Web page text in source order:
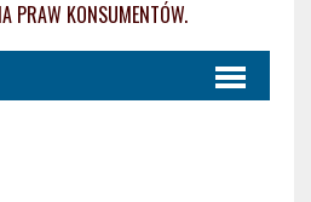
PRAW KONSUMENTÓW.